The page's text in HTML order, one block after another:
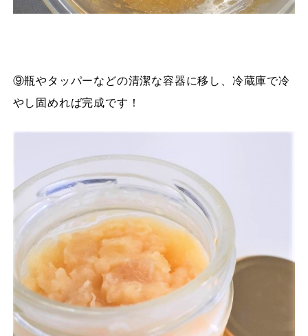
⑨瓶やタッパーなどの清潔な容器に移し、冷蔵庫で冷
やし固めれば完成です！